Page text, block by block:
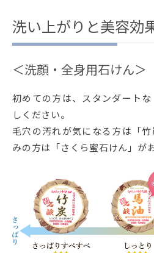
洗い上がりと美容効
＜洗顔・全身用石けん＞
初めての方は、スタンダート
しください。
毛穴の汚れが気になる方は「
みの方は「さくら蜜石けん」が